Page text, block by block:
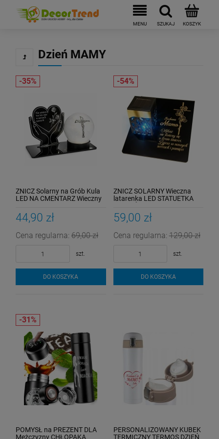
Dzień MAMY
ZNICZ Solarny na Grób Kula
LED NA CMENTARZ Wieczny
44,90 zł
Cena regularna: 69,00 zł
szt.
DO KOSZYKA
ZNICZ SOLARNY Wieczna
latarenka LED STATUETKA
59,00 zł
Cena regularna:129,00 zł
szt.
DO KOSZYKA
POMYSŁ na PREZENT DLA
Mężczyzny CHŁOPAKA
PERSONALIZOWANY KUBEK
TERMICZNY TERMOS DZIEŃ